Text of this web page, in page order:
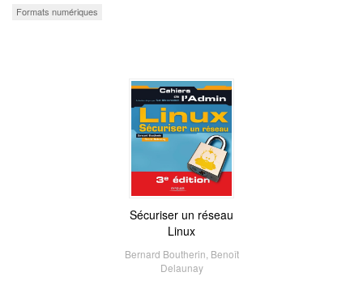
Formats numériques
Sécuriser un réseau
Linux
Bernard Boutherin Benoît
Delaunay